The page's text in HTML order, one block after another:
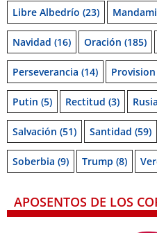
Libre Albedrío (23)
Navidad (16) Oración (185)
Perseverancia (14) Provision
Putin (5) Rectitud (3) Rusia
Salvación (51) Santidad (59)
Soberbia (9) Trump (8)
APOSENTOS DE LOS